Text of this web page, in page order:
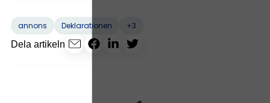
annons Deklarationen
+3
Dela artikeln